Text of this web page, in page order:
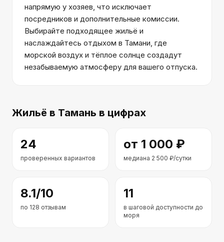
напрямую у хозяев, что исключает
посредников и дополнительные комиссии.
Выбирайте подходящее жильё и
наслаждайтесь отдыхом в Тамани, где
морской воздух и тёплое солнце создадут
незабываемую атмосферу для вашего отпуска.
Жильё в Тамань в цифрах
24
проверенных вариантов
от 1 000 ₽
медиана 2 500 ₽/сутки
8.1/10
по 128 отзывам
11
в шаговой доступности до
моря